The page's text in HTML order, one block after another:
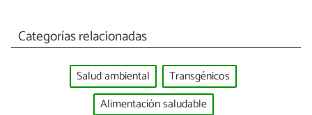
Categorías relacionadas
Salud ambiental
Transgénicos
Alimentación saludable